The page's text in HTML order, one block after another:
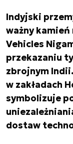
Indyjski
ważny kamień
Vehicles
przekazaniu
zbrojnym
w zakładach
symbolizuje
dostaw